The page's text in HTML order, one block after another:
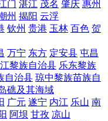
门 湛江 茂名 肇庆 惠州
州 揭阳 云浮
钦州 贵港 玉林 百色 贺
万宁 东方 定安县 屯昌
黎族自治县 乐东黎族
自治县 琼中黎族苗族自
礁及其海域
广元 遂宁 内江 乐山 南
阿坝 甘孜 凉山